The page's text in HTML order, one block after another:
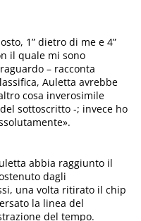
1” dietro di me e 4”
il quale mi sono
– racconta
Auletta avrebbe
cosa inverosimile
sottoscritto -; invece ho
abbia raggiunto il
dagli
una volta ritirato il chip
la linea del
del tempo.